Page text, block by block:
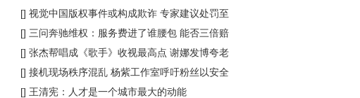
性协同性
[] 视觉中国版权事件或构成欺诈 专家建议处罚至
痛
[] 三问奔驰维权：服务费进了谁腰包 能否三倍赔
偿
[] 张杰帮唱成《歌手》收视最高点 谢娜发博夸老
公
[] 接机现场秩序混乱 杨紫工作室呼吁粉丝以安全
为主
[] 王清宪：人才是一个城市最大的动能